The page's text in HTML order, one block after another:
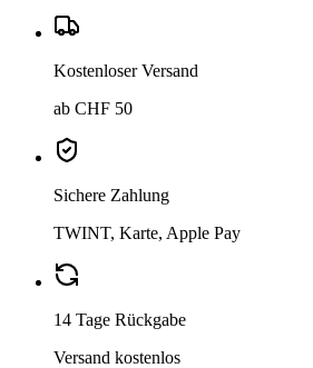
Kostenloser Versand
ab CHF 50
Sichere Zahlung
TWINT, Karte, Apple Pay
14 Tage Rückgabe
Versand kostenlos